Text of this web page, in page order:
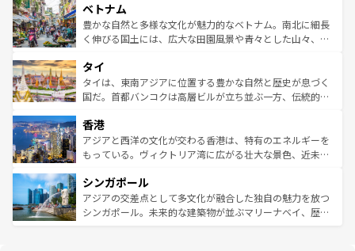
参照してほしい。
容にもいいと評判のスイーツなど、バラエティ豊かな料理
が味わえる。 なお、新着の台湾情報は コンテンツ一覧を参
照してほしい。
き、地方に足を延ばせば四季折々の自然美を楽しむことが
できる。そして、キムチや焼肉、絶品のストリートフード
まで、さまざまな韓国料理が待っている。夜には、韓国な
リティに包まれながら、韓国の多彩な魅力を心ゆくまで味
わってみてほしい。 なお、新着の韓国情報はコンテンツ一
覧を参照してほしい。
ベトナム
豊かな自然と多様な文化が魅力的なベトナム。南北に細長
く伸びる国土には、広大な田園風景や青々とした山々、世
急速な発展と共に伝統が息づく。ハノイの古い町並みやホ
ーチミン市のフランス統治時代の建物も、独特の雰囲気を
醸し出している。また、バラエティの豊かさとおいしさで
とつ。フォーやバインミー、ベトナムコーヒーなどは、ぜ
ひ現地で味わいたい。どの地域を訪れてもあたたかい人々
が旅行者を迎えてくれるので、きっと忘れられない旅にな
参照してほしい。
タイ
タイは、東南アジアに位置する豊かな自然と歴史が息づく
国だ。首都バンコクは高層ビルが立ち並ぶ一方、伝統的な
の活気が交差している。北部ではチェンマイなどの山岳地
帯で自然と触れ合い、南部ではプーケットやクラビの美し
いビーチでリゾート気分を楽しむことができる。タイ料理
激する。気候は一年中温暖で、どの季節にも異なる楽しみ
が待っている。親しみやすいタイの人々、仏教を中心とし
た文化、そして多様な観光資源が、訪れる旅人を魅了し続
香港
アジアと西洋の文化が交わる香港は、特有のエネルギーを
もっている。ヴィクトリア湾に広がる壮大な景色、近未来
み、どこを訪れても感動するはず。観光スポットが密集し
ており、効率よく見どころを回れるのも魅力。息をのむよ
うな絶景から文化的な体験まで、香港を存分に楽しみ尽く
シンガポール
アジアの交差点として多文化が融合した独自の魅力を放つ
シンガポール。未来的な建築物が並ぶマリーナベイ、歴史